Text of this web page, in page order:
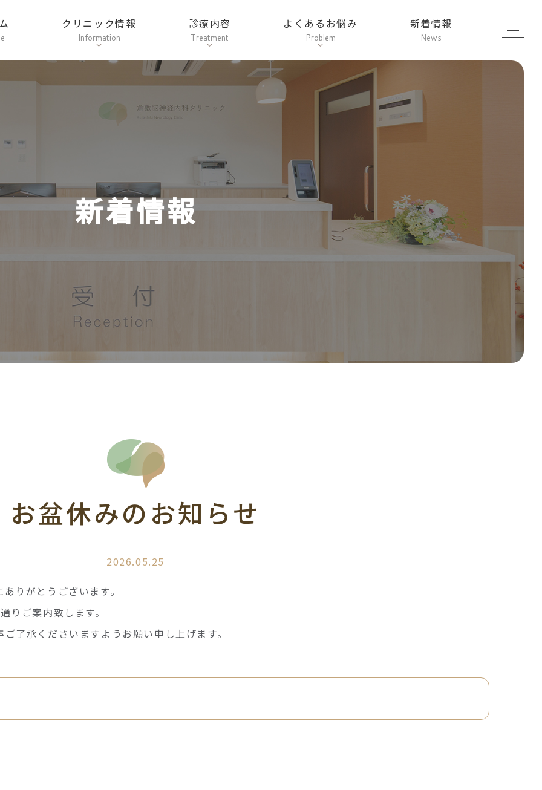
クリニック情報
Information
診療内容
Treatment
よくあるお悩み
Problem
新着情報
News
新着情報
お盆休みのお知らせ
2026.05.25
りがとうございます。
りご案内致します。
了承くださいますようお願い申し上げます。